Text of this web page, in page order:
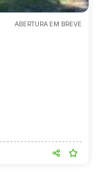
ABERTURA EM BREVE